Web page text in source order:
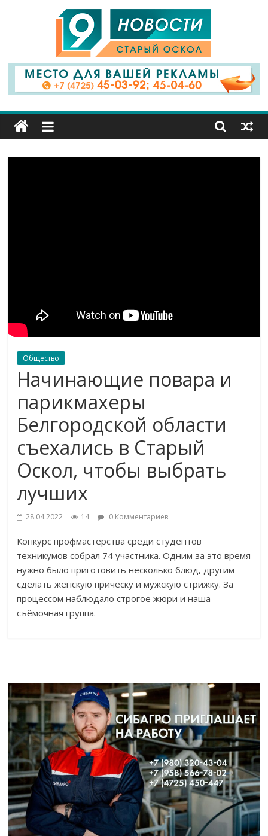
9
Канал
Старый
Общество
Начинающие повара и
парикмахеры
Белгородской области
съехались в Старый
Оскол, чтобы выбрать
лучших
28.04.2022 14 0 Комментариев
Конкурс профмастерства среди студентов
техникумов собрал 74 участника. Одним за это время
нужно было приготовить несколько блюд, другим —
сделать женскую причёску и мужскую стрижку. За
процессом наблюдало строгое жюри и наша
съёмочная группа.